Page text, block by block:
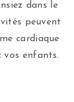
dans le
peuvent
cardiaque
vos enfants.